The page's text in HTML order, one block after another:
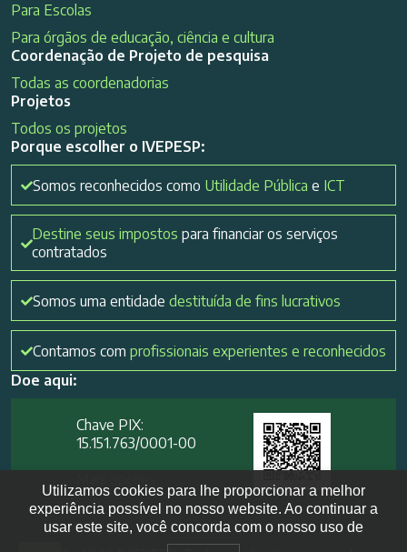
Para Escolas
Para órgãos de educação, ciência e cultura
Coordenação de Projeto de pesquisa
Todas as coordenadorias
Projetos
Todos os projetos
Porque escolher o IVEPESP:
Somos reconhecidos como Utilidade Pública e ICT
Destine seus impostos para financiar os serviços
contratados
Somos uma entidade destituída de fins lucrativos
Contamos com profissionais experientes e reconhecidos
Doe aqui:
Chave PIX:
15.151.763/0001-00​
Utilizamos cookies para lhe proporcionar a melhor
experiência possível no nosso website. Ao continuar a
usar este site, você concorda com o nosso uso de